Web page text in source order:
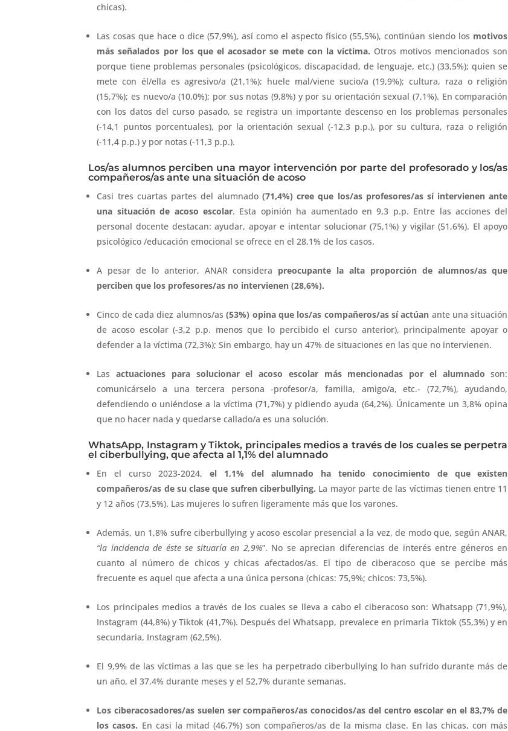
chicas).
Las cosas que hace o dice (57,9%), así como el aspecto físico (55,5%), continúan siendo los motivos
más señalados por los que el acosador se mete con la víctima. Otros motivos mencionados son
porque tiene problemas personales (psicológicos, discapacidad, de lenguaje, etc.) (33,5%); quien se
mete con él/ella es agresivo/a (21,1%); huele mal/viene sucio/a (19,9%); cultura, raza o religión
(15,7%); es nuevo/a (10,0%); por sus notas (9,8%) y por su orientación sexual (7,1%). En comparación
con los datos del curso pasado, se registra un importante descenso en los problemas personales
(-14,1 puntos porcentuales), por la orientación sexual (-12,3 p.p.), por su cultura, raza o religión
(-11,4 p.p.) y por notas (-11,3 p.p.).
Los/as alumnos perciben una mayor intervención por parte del profesorado y los/as
compañeros/as ante una situación de acoso
Casi tres cuartas partes del alumnado (71,4%) cree que los/as profesores/as sí intervienen ante
una situación de acoso escolar. Esta opinión ha aumentado en 9,3 p.p. Entre las acciones del
personal docente destacan: ayudar, apoyar e intentar solucionar (75,1%) y vigilar (51,6%). El apoyo
psicológico /educación emocional se ofrece en el 28,1% de los casos.
A pesar de lo anterior, ANAR considera preocupante la alta proporción de alumnos/as que
perciben que los profesores/as no intervienen (28,6%).
Cinco de cada diez alumnos/as (53%) opina que los/as compañeros/as sí actúan ante una situación
de acoso escolar (-3,2 p.p. menos que lo percibido el curso anterior), principalmente apoyar o
defender a la víctima (72,3%); Sin embargo, hay un 47% de situaciones en las que no intervienen.
Lasactuaciones para solucionar el acoso escolar más mencionadas por el alumnadoson:
comunicárselo a una tercera persona -profesor/a, familia, amigo/a, etc.- (72,7%), ayudando,
defendiendo o uniéndose a la víctima (71,7%) y pidiendo ayuda (64,2%). Únicamente un 3,8% opina
que no hacer nada y quedarse callado/a es una solución.
WhatsApp, Instagram y Tiktok, principales medios a través de los cuales se perpetra
el ciberbullying, que afecta al 1,1% del alumnado
En el curso 2023-2024,el 1,1% del alumnado ha tenido conocimiento de que existen
compañeros/as de su clase que sufren ciberbullying. La mayor parte de las víctimas tienen entre 11
y 12 años (73,5%). Las mujeres lo sufren ligeramente más que los varones.
Además, un 1,8% sufre ciberbullying y acoso escolar presencial a la vez, de modo que, según ANAR,
“la incidencia de éste se situaría en 2,9%”. No se aprecian diferencias de interés entre géneros en
cuanto al número de chicos y chicas afectados/as. El tipo de ciberacoso que se percibe más
frecuente es aquel que afecta a una única persona (chicas: 75,9%; chicos: 73,5%).
Los principales medios a través de los cuales se lleva a cabo el ciberacoso son: Whatsapp (71,9%),
Instagram (44,8%) y Tiktok (41,7%). Después del Whatsapp, prevalece en primaria Tiktok (55,3%) y en
secundaria, Instagram (62,5%).
El 9,9% de las víctimas a las que se les ha perpetrado ciberbullying lo han sufrido durante más de
un año, el 37,4% durante meses y el 52,7% durante semanas.
Los ciberacosadores/as suelen ser compañeros/as conocidos/as del centro escolar en el 83,7% de
los casos. En casi la mitad (46,7%) son compañeros/as de la misma clase. En las chicas, con más